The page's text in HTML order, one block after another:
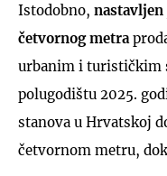
Istodobno, nastavljen
četvornog metra
urbanim i turističkim
polugodištu 2025.
stanova u Hrvatskoj
četvornom metru,